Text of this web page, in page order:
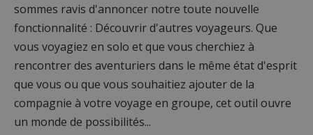
sommes ravis d'annoncer notre toute nouvelle
fonctionnalité : Découvrir d'autres voyageurs. Que
vous voyagiez en solo et que vous cherchiez à
rencontrer des aventuriers dans le même état d'esprit
que vous ou que vous souhaitiez ajouter de la
compagnie à votre voyage en groupe, cet outil ouvre
un monde de possibilités...